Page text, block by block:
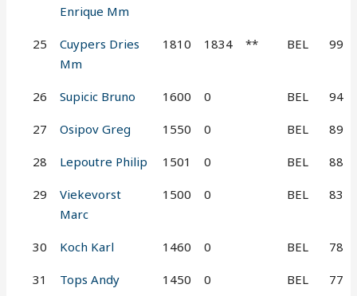
Enrique Mm
25
Cuypers Dries
Mm
1810 1834 ** BEL 99
26 Supicic Bruno 1600 0 BEL 94
27 Osipov Greg 1550 0 BEL 89
28 Lepoutre Philip 1501 0 BEL 88
29
Viekevorst
Marc
1500 0 BEL 83
30 Koch Karl 1460 0 BEL 78
31 Tops Andy 1450 0 BEL 77